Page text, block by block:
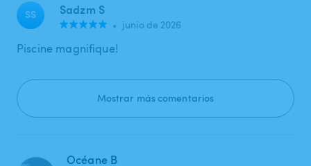
SS Sadzm S
• junio de 2026
Piscine magnifique!
Mostrar más comentarios
Océane B